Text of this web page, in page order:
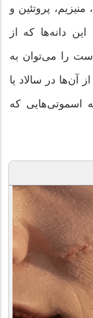
پروتئین و
دانه‌ها که از
را می‌توان به
آن‌ها در سالاد یا
اسموتی‌هایی که